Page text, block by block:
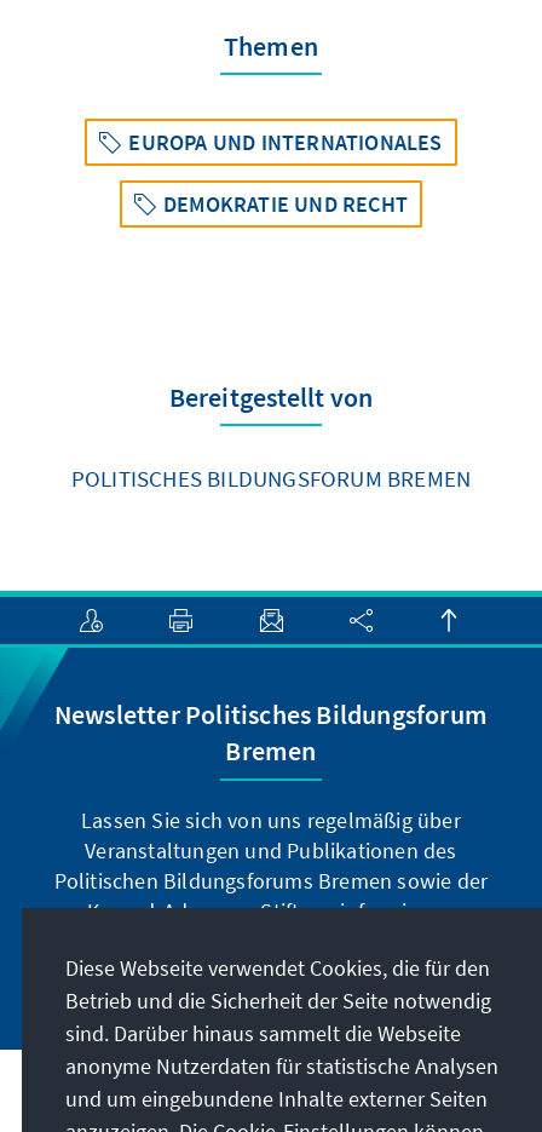
Themen
EUROPA UND INTERNATIONALES
DEMOKRATIE UND RECHT
Bereitgestellt von
POLITISCHES BILDUNGSFORUM BREMEN
Newsletter Politisches Bildungsforum
Bremen
Lassen Sie sich von uns regelmäßig über
Veranstaltungen und Publikationen des
Politischen Bildungsforums Bremen sowie der
Konrad-Adenauer-Stiftung informieren.
Jetzt abonnieren
Anschrift
Diese Webseite verwendet Cookies, die für den
Betrieb und die Sicherheit der Seite notwendig
sind. Darüber hinaus sammelt die Webseite
anonyme Nutzerdaten für statistische Analysen
und um eingebundene Inhalte externer Seiten